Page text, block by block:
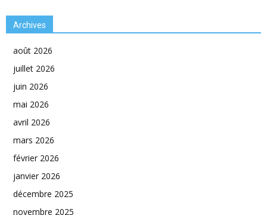
Archives
août 2026
juillet 2026
juin 2026
mai 2026
avril 2026
mars 2026
février 2026
janvier 2026
décembre 2025
novembre 2025